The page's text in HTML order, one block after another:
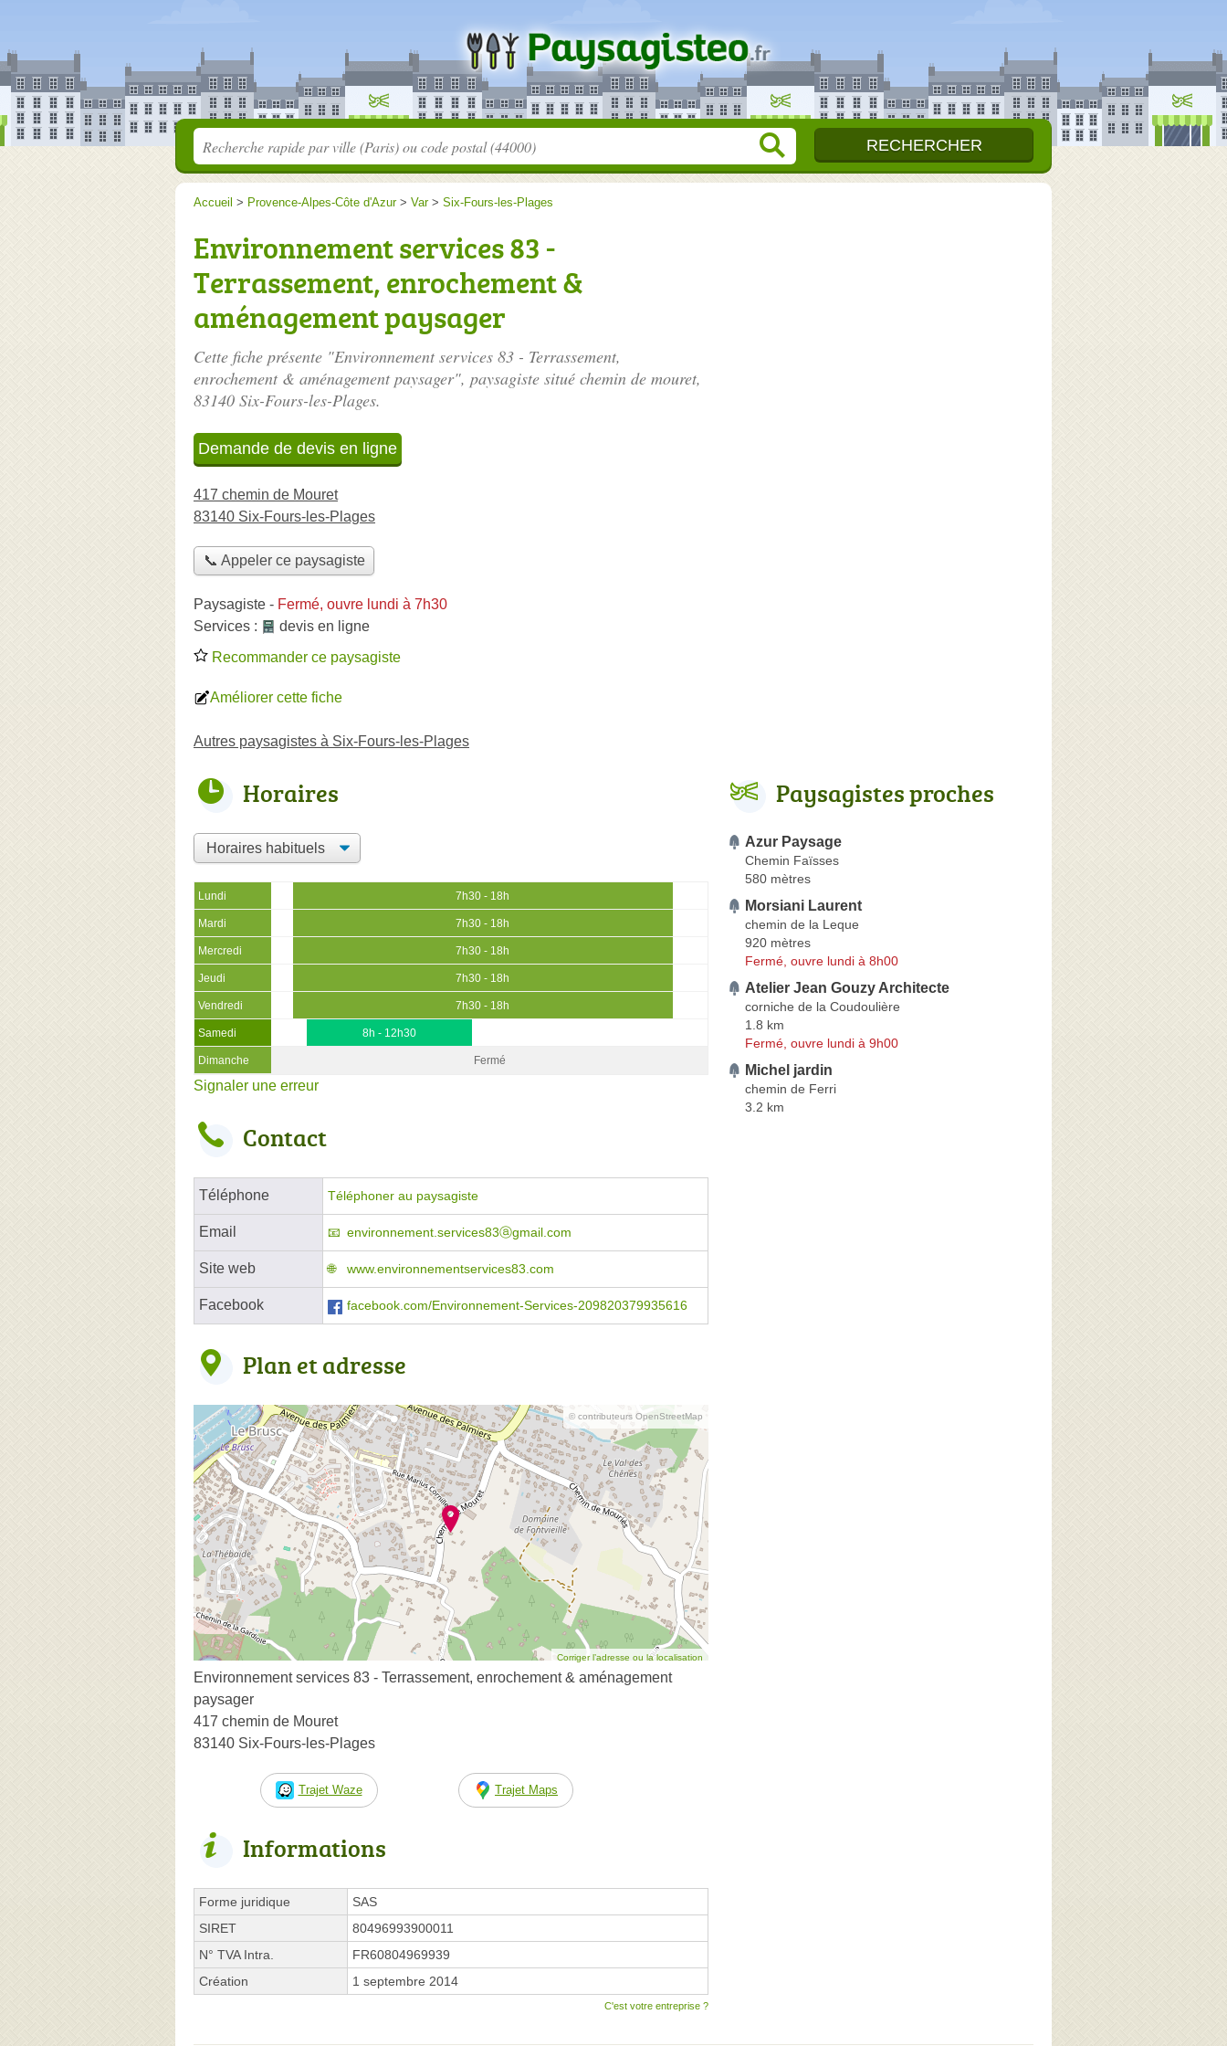
Accueil > Provence-Alpes-Côte d'Azur> Var> Six-Fours-les-Plages
Environnement services 83 -
Terrassement, enrochement &
aménagement paysager
Cette fiche présente "Environnement services 83 - Terrassement,
enrochement & aménagement paysager", paysagiste situé chemin de mouret,
83140 Six-Fours-les-Plages.
Demande de devis en ligne
417 chemin de Mouret
83140 Six-Fours-les-Plages
📞 Appeler ce paysagiste
Paysagiste - Fermé, ouvre lundi à 7h30
Services :
devis en ligne
Recommander ce paysagiste
Améliorer cette fiche
Autres paysagistes à Six-Fours-les-Plages
Horaires
Lundi 7h30 - 18h
Mardi 7h30 - 18h
Mercredi 7h30 - 18h
Jeudi 7h30 - 18h
Vendredi 7h30 - 18h
Samedi 8h - 12h30
Dimanche Fermé
Signaler une erreur
Contact
Téléphone Téléphoner au paysagiste
Email environnement.services83ⓐgmail.com
Site web www.environnementservices83.com
Facebook facebook.com/Environnement-Services-209820379935616
Plan et adresse
© contributeurs OpenStreetMap
Corriger l’adresse ou la localisation
Environnement services 83 - Terrassement, enrochement & aménagement
paysager
417 chemin de Mouret
83140 Six-Fours-les-Plages
Trajet Waze Trajet Maps
Informations
Forme juridique
SAS
SIRET
80496993900011
N° TVA Intra.
FR60804969939
Création
1 septembre 2014
C'est votre entreprise ?
Paysagistes proches
Azur Paysage
Chemin Faïsses
580 mètres
Morsiani Laurent
chemin de la Leque
920 mètres
Fermé, ouvre lundi à 8h00
Atelier Jean Gouzy Architecte
corniche de la Coudoulière
1.8 km
Fermé, ouvre lundi à 9h00
Michel jardin
chemin de Ferri
3.2 km